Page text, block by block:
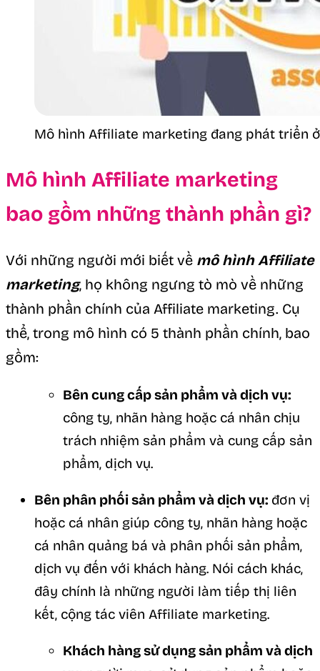
Mô hình Affiliate marketing đang phát triển
Mô hình Affiliate marketing
bao gồm những thành phần gì?
Với những người mới biết về mô hình Affiliate
marketing, họ không ngưng tò mò về những
thành phần chính của Affiliate marketing. Cụ
thể, trong mô hình có 5 thành phần chính, bao
gồm:
Bên cung cấp sản phẩm và dịch vụ:
công ty, nhãn hàng hoặc cá nhân chịu
trách nhiệm sản phẩm và cung cấp sản
phẩm, dịch vụ.
Bên phân phối sản phẩm và dịch vụ: đơn vị
hoặc cá nhân giúp công ty, nhãn hàng hoặc
cá nhân quảng bá và phân phối sản phẩm,
dịch vụ đến với khách hàng. Nói cách khác,
đây chính là những người làm tiếp thị liên
kết, cộng tác viên Affiliate marketing.
Khách hàng sử dụng sản phẩm và dịch